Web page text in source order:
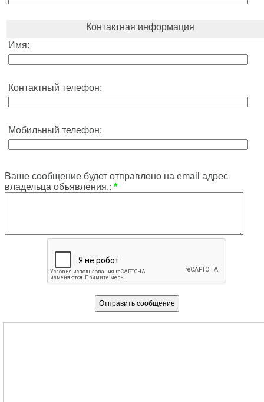
Контактная информация
Имя:
Контактный телефон:
Мобильный телефон:
Ваше сообщение будет отправлено на email адрес
владельца объявления.: *